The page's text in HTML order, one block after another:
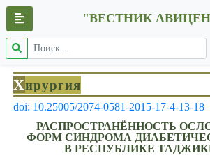
"ВЕСТНИК
Хирургия
doi: 10.25005/2074-0581-2015-17-4-13-18
РАСПРОСТРАНЁННОСТЬ
ФОРМ СИНДРОМА
В РЕСПУБЛИКЕ